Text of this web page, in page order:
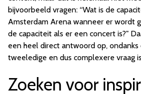
bijvoorbeeld vragen: “Wat is de
Amsterdam Arena wanneer er wordt
de capaciteit als er een concert is?"
een heel direct antwoord op,
tweeledige en dus complexere vraag
Zoeken voor